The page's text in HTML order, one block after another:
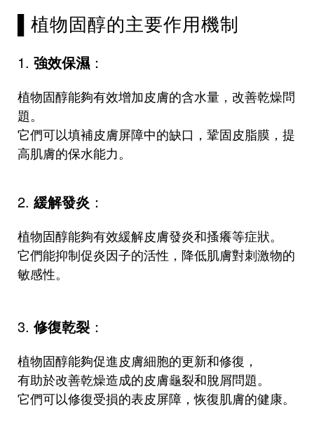
▌植物固醇的主要作用機制
1. 強效保濕：
植物固醇能夠有效增加皮膚的含水量，改善乾燥問
題。
它們可以填補皮膚屏障中的缺口，鞏固皮脂膜，提
高肌膚的保水能力。
2. 緩解發炎 ：
植物固醇能夠有效緩解皮膚發炎和搔癢等症狀。
它們能抑制促炎因子的活性，降低肌膚對刺激物的
敏感性。
3.修復乾裂 ：
植物固醇能夠促進皮膚細胞的更新和修復，
有助於改善乾燥造成的皮膚龜裂和脫屑問題。
它們可以修復受損的表皮屏障，恢復肌膚的健康。